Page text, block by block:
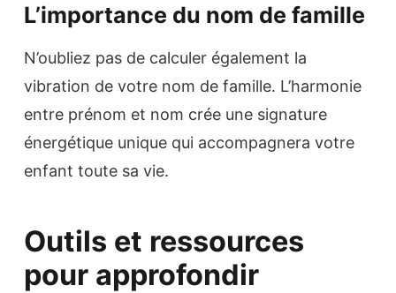
L’importance du nom de famille
N’oubliez pas de calculer également la
vibration de votre nom de famille. L’harmonie
entre prénom et nom crée une signature
énergétique unique qui accompagnera votre
enfant toute sa vie.
Outils et ressources
pour approfondir